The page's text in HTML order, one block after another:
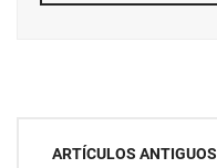
Navegación
ARTÍCULOS ANTIGUOS